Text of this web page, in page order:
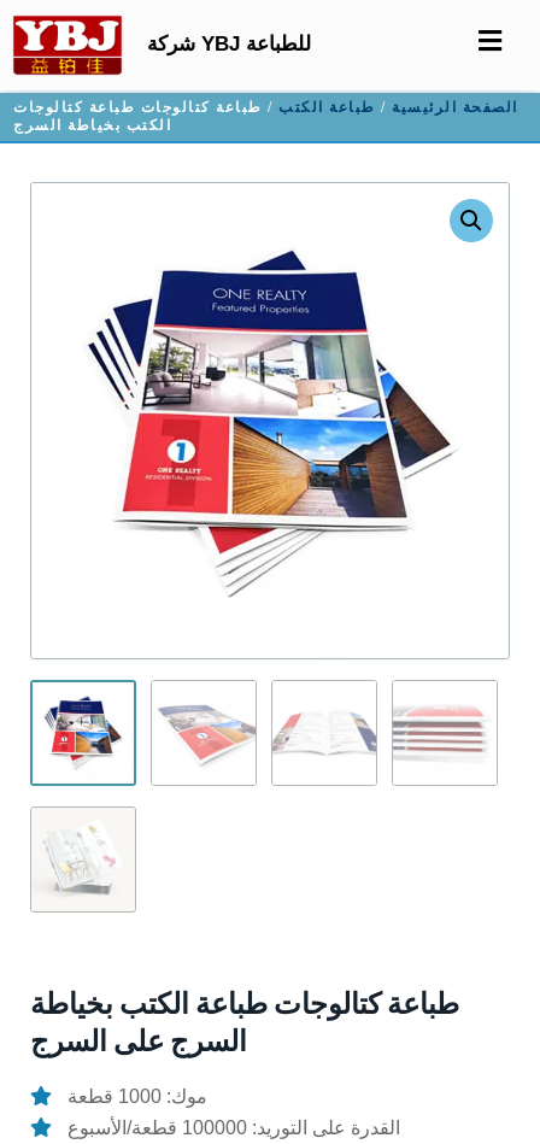
شركة YBJ للطباعة
الصفحة الرئيسية / طباعة الكتب / طباعة كتالوجات طباعة كتالوجات
الكتب بخياطة السرج
طباعة كتالوجات طباعة الكتب بخياطة
السرج على السرج
موك: 1000 قطعة
القدرة على التوريد: 100000 قطعة/الأسبوع